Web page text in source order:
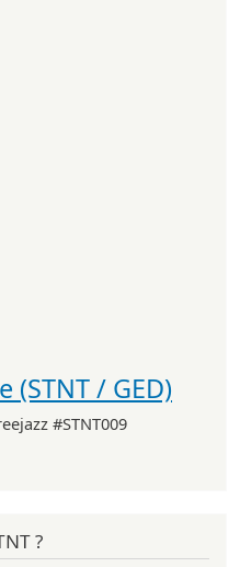
(STNT / GED)
#STNT009
?